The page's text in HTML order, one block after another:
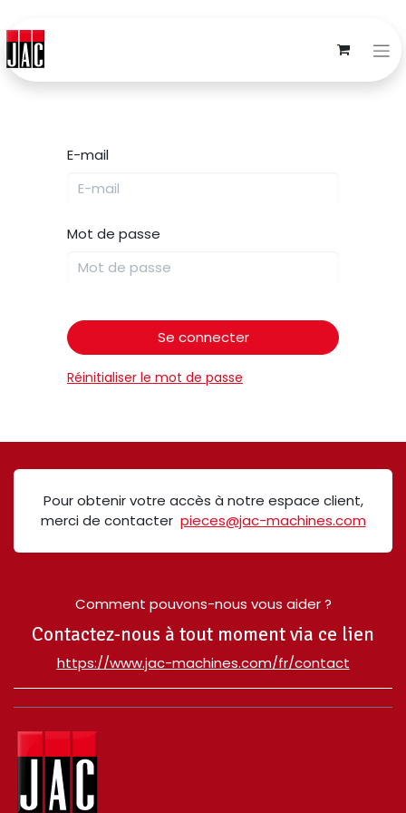
E-mail
Mot de passe
Se connecter
Réinitialiser le mot de passe
Pour obtenir votre accès à notre espace client,
merci de contacter pieces@jac-machines.com
Comment pouvons-nous vous aider ?
Contactez-nous à tout moment via ce lien
​https://www.jac-machines.com/fr/contact